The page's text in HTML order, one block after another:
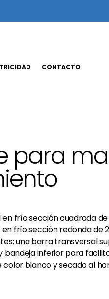
CONTACTO
para
frío sección cuadrada
frío sección redonda de
una barra transversal
bandeja inferior para
blanco y secado al